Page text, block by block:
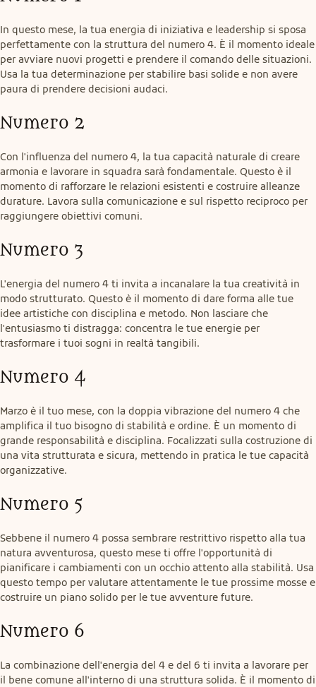
In questo mese, la tua energia di iniziativa e leadership si sposa
perfettamente con la struttura del numero 4. È il momento ideale
per avviare nuovi progetti e prendere il comando delle situazioni.
Usa la tua determinazione per stabilire basi solide e non avere
paura di prendere decisioni audaci.
Numero 2
Con l'influenza del numero 4, la tua capacità naturale di creare
armonia e lavorare in squadra sarà fondamentale. Questo è il
momento di rafforzare le relazioni esistenti e costruire alleanze
durature. Lavora sulla comunicazione e sul rispetto reciproco per
raggiungere obiettivi comuni.
Numero 3
L'energia del numero 4 ti invita a incanalare la tua creatività in
modo strutturato. Questo è il momento di dare forma alle tue
idee artistiche con disciplina e metodo. Non lasciare che
l'entusiasmo ti distragga: concentra le tue energie per
trasformare i tuoi sogni in realtà tangibili.
Numero 4
Marzo è il tuo mese, con la doppia vibrazione del numero 4 che
amplifica il tuo bisogno di stabilità e ordine. È un momento di
grande responsabilità e disciplina. Focalizzati sulla costruzione di
una vita strutturata e sicura, mettendo in pratica le tue capacità
organizzative.
Numero 5
Sebbene il numero 4 possa sembrare restrittivo rispetto alla tua
natura avventurosa, questo mese ti offre l'opportunità di
pianificare i cambiamenti con un occhio attento alla stabilità. Usa
questo tempo per valutare attentamente le tue prossime mosse e
costruire un piano solido per le tue avventure future.
Numero 6
La combinazione dell'energia del 4 e del 6 ti invita a lavorare per
il bene comune all'interno di una struttura solida. È il momento di